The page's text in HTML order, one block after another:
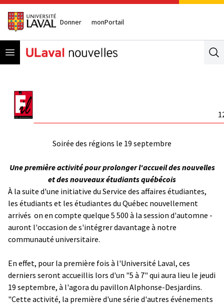
Donner monPortail
Open menu
Soirée des régions le 19 septembre
Une première activité pour prolonger l'accueil des nouvelles
et des nouveaux étudiants québécois
À la suite d'une initiative du Service des affaires étudiantes,
les étudiants et les étudiantes du Québec nouvellement
arrivés ­ on en compte quelque 5 500 à la session d'automne ­
auront l'occasion de s'intégrer davantage à notre
communauté universitaire.
En effet, pour la première fois à l'Université Laval, ces
derniers seront accueillis lors d'un "5 à 7" qui aura lieu le jeudi
19 septembre, à l'agora du pavillon Alphonse-Desjardins.
"Cette activité, la première d'une série d'autres événements